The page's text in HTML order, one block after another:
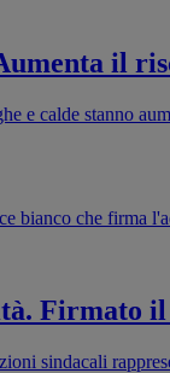
il
e calde stanno
Firmato
sindacali